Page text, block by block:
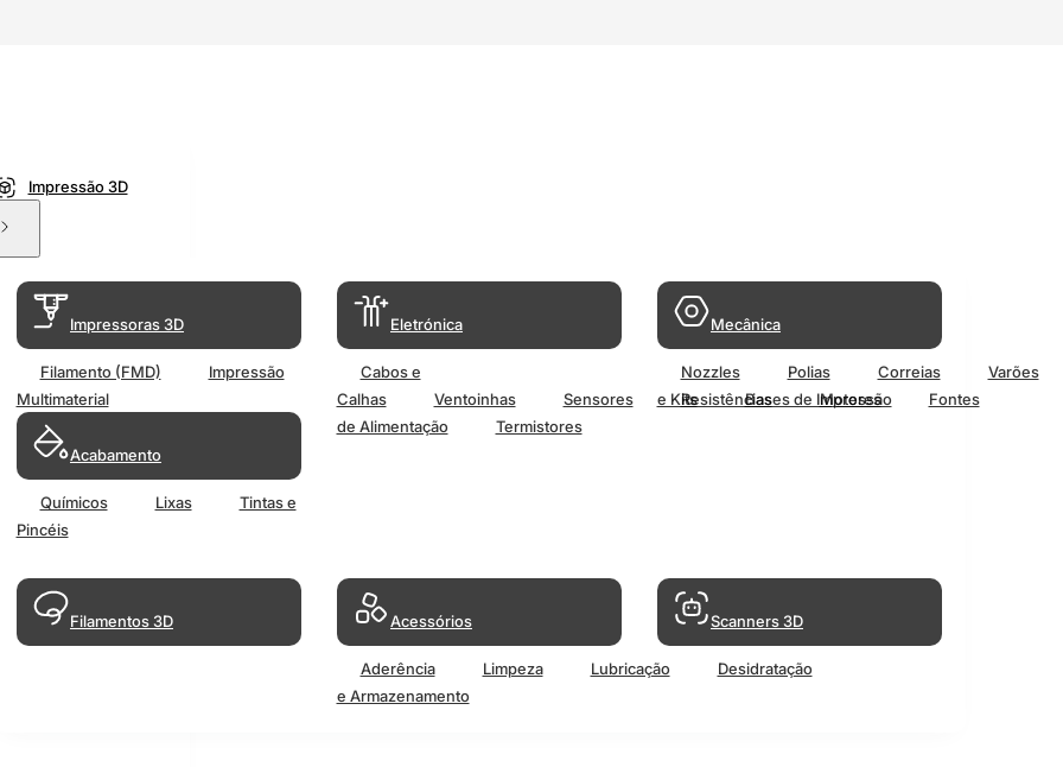
Impressão 3D
Impressoras 3D
Filamento (FMD)
Impressão
Multimaterial
Acabamento
Químicos Lixas
Tintas e
Pincéis
Eletrónica
Cabos e
Calhas
Ventoinhas Sensores Resistências Motores
Fontes
de Alimentação
Termistores
Mecânica
Nozzles Polias Correias
Varões
e Kits
Bases de Impressão
Filamentos 3D Acessórios
Aderência Limpeza Lubricação
Desidratação
e Armazenamento
Scanners 3D